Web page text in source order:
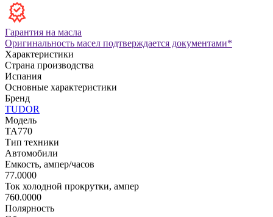
Гарантия на масла
Оригинальность масел подтверждается документами*
Характеристики
Страна производства
Испания
Основные характеристики
Бренд
TUDOR
Модель
TA770
Тип техники
Автомобили
Емкость, ампер/часов
77.0000
Ток холодной прокрутки, ампер
760.0000
Полярность